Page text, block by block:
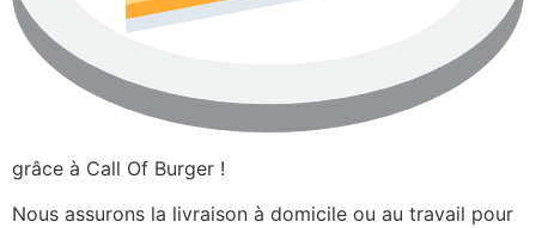
grâce à Call Of Burger !
Nous assurons la livraison à domicile ou au travail pour